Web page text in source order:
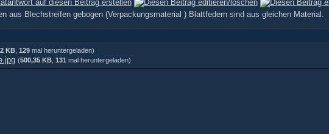
aus Blechstreifen gebogen (Verpackungsmaterial ) Blattfedern sind aus gleichen Material.
KB 129 mal heruntergeladen)
(500,35 KB 131 mal heruntergeladen)